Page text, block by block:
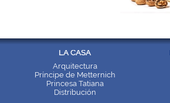
LA CASA
Arquitectura
Príncipe de Metternich
Princesa Tatiana
Distribución